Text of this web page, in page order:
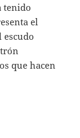
tenido
el
escudo
que hacen